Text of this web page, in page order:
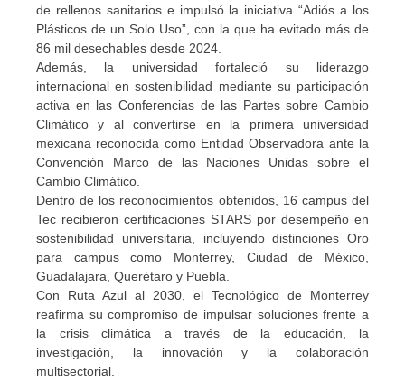
de rellenos sanitarios e impulsó la iniciativa “Adiós a los
Plásticos de un Solo Uso”, con la que ha evitado más de
86 mil desechables desde 2024.
Además, la universidad fortaleció su liderazgo
internacional en sostenibilidad mediante su participación
activa en las Conferencias de las Partes sobre Cambio
Climático y al convertirse en la primera universidad
mexicana reconocida como Entidad Observadora ante la
Convención Marco de las Naciones Unidas sobre el
Cambio Climático.
Dentro de los reconocimientos obtenidos, 16 campus del
Tec recibieron certificaciones STARS por desempeño en
sostenibilidad universitaria, incluyendo distinciones Oro
para campus como Monterrey, Ciudad de México,
Guadalajara, Querétaro y Puebla.
Con Ruta Azul al 2030, el Tecnológico de Monterrey
reafirma su compromiso de impulsar soluciones frente a
la crisis climática a través de la educación, la
investigación, la innovación y la colaboración
multisectorial.